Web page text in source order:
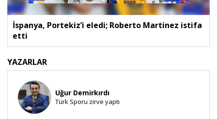
İspanya, Portekiz’i eledi; Roberto Martinez istifa
etti
YAZARLAR
Uğur Demirkırdı
Türk Sporu zirve yaptı